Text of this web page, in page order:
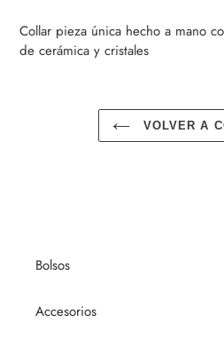
el
producto
a
Collar pieza única hecho a mano
de cerámica y cristales
VOLVER A
Bolsos
Accesorios